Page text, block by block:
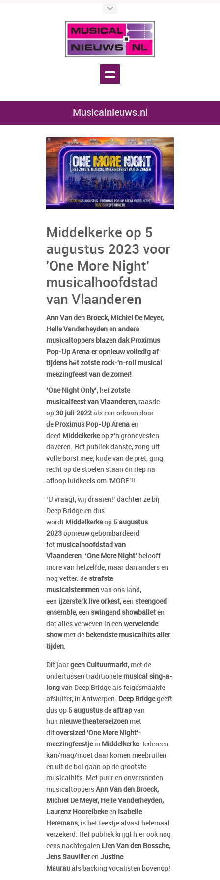
Musicalnieuws.nl
Middelkerke op 5
augustus 2023 voor
'One More Night'
musicalhoofdstad
van Vlaanderen
Ann Van den Broeck, Michiel De Meyer,
Helle Vanderheyden en andere
musicaltoppers blazen dak Proximus
Pop-Up Arena er opnieuw volledig af
tijdens hét zotste rock-'n-roll musical
meezingfeest van de zomer!
‘One Night Only’, het zotste
musicalfeest van Vlaanderen, raasde
op 30 juli 2022 als een orkaan door
de Proximus Pop-Up Arena en
deed Middelkerkeop z'n grondvesten
daveren. Het publiek danste, zong uit
volle borst mee, kirde van de pret, ging
recht op de stoelen staan én riep na
afloop luidkeels om ‘MORE’!!
‘U vraagt, wij draaien!’ dachten ze bij
Deep Bridge en dus
wordt Middelkerkeop 5 augustus
2023 opnieuw gebombardeerd
tot musicalhoofdstad van
Vlaanderen. ‘One More Night’ belooft
more van hetzelfde, maar dan anders en
nog vetter: de strafste
musicalstemmen van ons land,
een ijzersterk live orkest, een steengoed
ensemble, een swingend showballet en
dat alles verweven in een wervelende
showmet de bekendste musicalhits aller
tijden.
Dit jaar geen Cultuurmarkt, met de
ondertussen traditionele musical sing-a-
long van Deep Bridge als felgesmaakte
afsluiter, in Antwerpen. Deep Bridgegeeft
dus op 5 augustusde aftrap van
hun nieuwe theaterseizoen met
dit oversized 'One More Night'-
meezingfeestjein Middelkerke. Iedereen
kan/mag/moet daar komen meebrullen
en uit de bol gaan op de grootste
musicalhits. Met puur en onversneden
musicaltoppers Ann Van den Broeck,
Michiel De Meyer, Helle Vanderheyden,
Laurenz Hoorelbekeen Isabelle
Heremans, is het feestje alvast helemaal
verzekerd. Het publiek krijgt hier ook nog
eens nachtegalen Lien Van den Bossche,
Jens Sauvilleren Justine
Maurau als backing vocalisten bovenop!